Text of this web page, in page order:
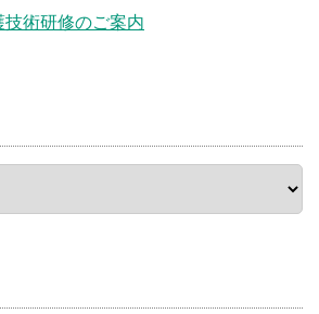
術研修のご案内